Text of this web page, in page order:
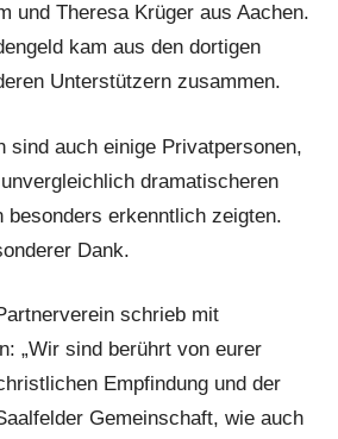
und Theresa Krüger aus Aachen.
kam aus den dortigen
Unterstützern zusammen.
sind auch einige Privatpersonen,
dramatischeren
besonders erkenntlich zeigten.
Dank.
schrieb mit
„Wir sind berührt von eurer
Empfindung und der
Gemeinschaft, wie auch